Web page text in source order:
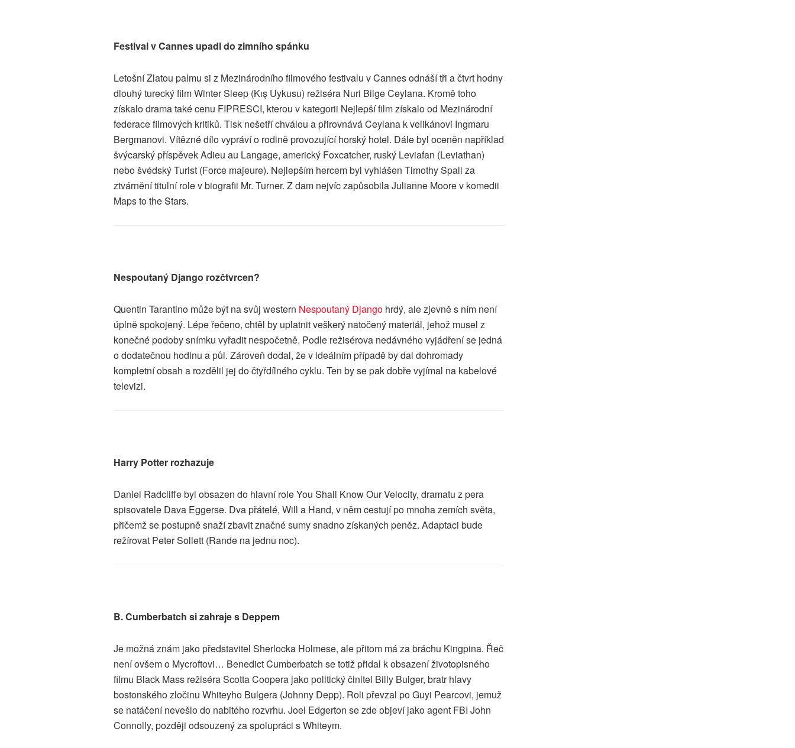
Festival v Cannes upadl do zimního spánku
Letošní Zlatou palmu si z Mezinárodního filmového festivalu v Cannes odnáší tři a čtvrt hodny
dlouhý turecký film Winter Sleep (Kış Uykusu) režiséra Nuri Bilge Ceylana. Kromě toho
získalo drama také cenu FIPRESCI, kterou v kategorii Nejlepší film získalo od Mezinárodní
federace filmových kritiků. Tisk nešetří chválou a přirovnává Ceylana k velikánovi Ingmaru
Bergmanovi. Vítězné dílo vypráví o rodině provozující horský hotel. Dále byl oceněn například
švýcarský příspěvek Adieu au Langage, americký Foxcatcher, ruský Leviafan (Leviathan)
nebo švédský Turist (Force majeure). Nejlepším hercem byl vyhlášen Timothy Spall za
ztvárnění titulní role v biografii Mr. Turner. Z dam nejvíc zapůsobila Julianne Moore v komedii
Maps to the Stars.
Nespoutaný Django rozčtvrcen?
Quentin Tarantino může být na svůj western Nespoutaný Django hrdý, ale zjevně s ním není
úplně spokojený. Lépe řečeno, chtěl by uplatnit veškerý natočený materiál, jehož musel z
konečné podoby snímku vyřadit nespočetně. Podle režisérova nedávného vyjádření se jedná
o dodatečnou hodinu a půl. Zároveň dodal, že v ideálním případě by dal dohromady
kompletní obsah a rozdělil jej do čtyřdílného cyklu. Ten by se pak dobře vyjímal na kabelové
televizi.
Harry Potter rozhazuje
Daniel Radcliffe byl obsazen do hlavní role You Shall Know Our Velocity, dramatu z pera
spisovatele Dava Eggerse. Dva přátelé, Will a Hand, v něm cestují po mnoha zemích světa,
přičemž se postupně snaží zbavit značné sumy snadno získaných peněz. Adaptaci bude
režírovat Peter Sollett (Rande na jednu noc).
B. Cumberbatch si zahraje s Deppem
Je možná znám jako představitel Sherlocka Holmese, ale přitom má za bráchu Kingpina. Řeč
není ovšem o Mycroftovi… Benedict Cumberbatch se totiž přidal k obsazení životopisného
filmu Black Mass režiséra Scotta Coopera jako politický činitel Billy Bulger, bratr hlavy
bostonského zločinu Whiteyho Bulgera (Johnny Depp). Roli převzal po Guyi Pearcovi, jemuž
se natáčení nevešlo do nabitého rozvrhu. Joel Edgerton se zde objeví jako agent FBI John
Connolly, později odsouzený za spolupráci s Whiteym.